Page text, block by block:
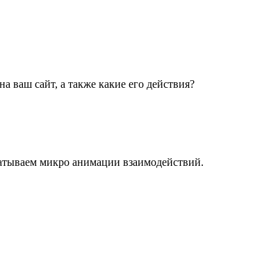
ваш сайт, а также какие его действия?
микро анимации взаимодействий.